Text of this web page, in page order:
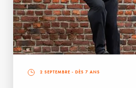
2 SEPTEMBRE - DÈS 7 ANS